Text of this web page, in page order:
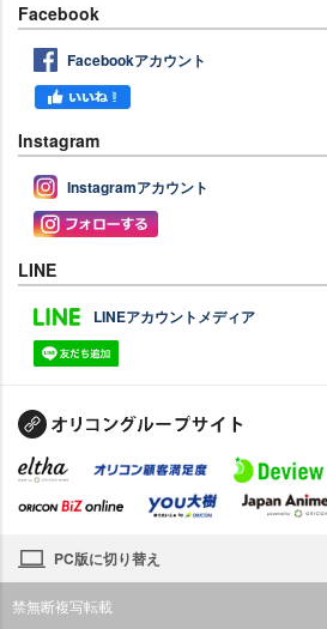
Facebook
Facebookアカウント
Instagram
Instagramアカウント
LINE
LINEアカウントメディア
PC版に切り替え
禁無断複写転載